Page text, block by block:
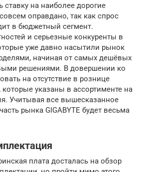
ставку на наиболее дорогие
оправдано, так как спрос
в бюджетный сегмент.
и серьезные конкуренты в
уже давно насытили рынок
начиная от самых дешёвых
решениями. В довершении ко
на отсутствие в рознице
указаны в ассортименте на
Учитывая все вышесказанное
рынка GIGABYTE будет весьма
плата досталась на обзор